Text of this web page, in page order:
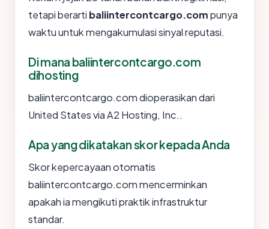
tetapi berarti baliintercontcargo.compunya
waktu untuk mengakumulasi sinyal reputasi.
Di mana baliintercontcargo.com
dihosting
baliintercontcargo.com dioperasikan dari
United States via A2 Hosting, Inc..
Apa yang dikatakan skor kepada Anda
Skor kepercayaan otomatis
baliintercontcargo.com mencerminkan
apakah ia mengikuti praktik infrastruktur
standar.